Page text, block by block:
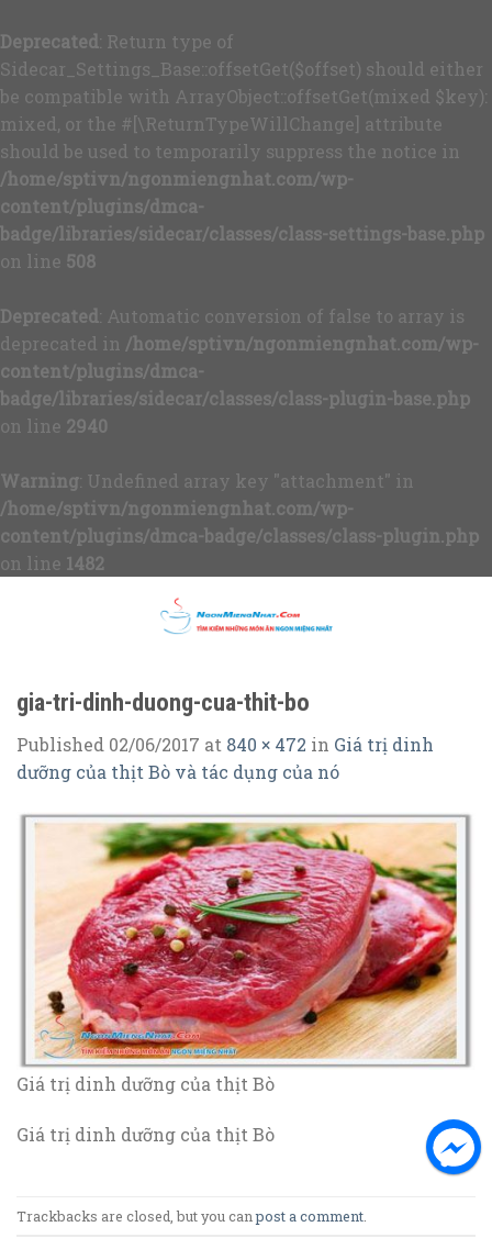
Deprecated : Return type of
Sidecar_Settings_Base::offsetGet($offset) should either
be compatible with ArrayObject::offsetGet(mixed $key):
mixed, or the #[\ReturnTypeWillChange] attribute
should be used to temporarily suppress the notice in
/home/sptivn/ngonmiengnhat.com/wp-
content/plugins/dmca-
badge/libraries/sidecar/classes/class-settings-base.php
on line 508
Deprecated : Automatic conversion of false to array is
deprecated in /home/sptivn/ngonmiengnhat.com/wp-
content/plugins/dmca-
badge/libraries/sidecar/classes/class-plugin-base.php
on line 2940
Warning: Undefined array key "attachment" in
/home/sptivn/ngonmiengnhat.com/wp-
content/plugins/dmca-badge/classes/class-plugin.php
on line 1482
gia-tri-dinh-duong-cua-thit-bo
Published 02/06/2017 at 840 × 472 in Giá trị dinh
dưỡng của thịt Bò và tác dụng của nó
Giá trị dinh dưỡng của thịt Bò
Giá trị dinh dưỡng của thịt Bò
Trackbacks are closed, but you canpost a comment